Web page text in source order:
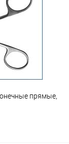
Сравнение
прямые,